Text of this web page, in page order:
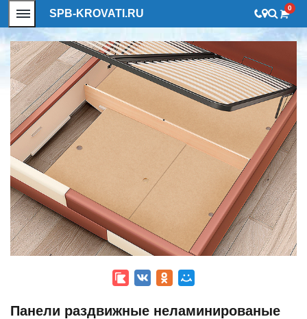
SPB-KROVATI.RU 0
Панели раздвижные неламинированые